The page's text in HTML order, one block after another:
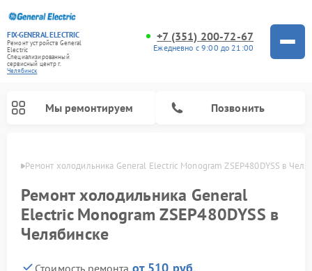
FIX-GENERAL ELECTRIC
Ремонт устройств General
Electric
Специализированный
cервисный центр г.
Челябинск
+7 (351) 200-72-67
Ежедневно с 9:00 до 21:00
Мы ремонтируем Позвонить
Ремонт холодильника General Electric Monogram ZSEP480DYSS в
Ремонт холодильника General
Electric Monogram ZSEP480DYSS в
Челябинске